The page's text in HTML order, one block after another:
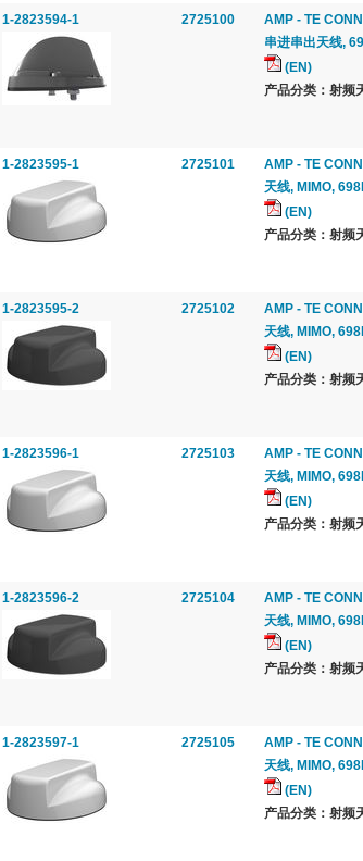
1-2823594-1 2725100
AMP - TE
串进串出天线,
(EN)
产品分类：射频
1-2823595-1 2725101
AMP - TE
天线, MIMO,
(EN)
产品分类：射频
1-2823595-2 2725102
AMP - TE
天线, MIMO,
(EN)
产品分类：射频
1-2823596-1 2725103
AMP - TE
天线, MIMO,
(EN)
产品分类：射频
1-2823596-2 2725104
AMP - TE
天线, MIMO,
(EN)
产品分类：射频
1-2823597-1 2725105
AMP - TE
天线, MIMO,
(EN)
产品分类：射频